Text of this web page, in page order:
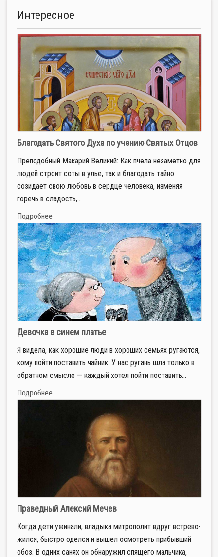
Интересное
Благодать Святого Духа по учению Святых Отцов
Преподобный Макарий Великий: Как пчела незаметно для
людей строит соты в улье, так и благодать тайно
созидает свою любовь в сердце человека, изменяя
горечь в сладость,...
Подробнее
Девочка в синем платье
Я видела, как хорошие люди в хороших семьях ругаются,
кому пойти поставить чайник. У нас ругань шла только в
обратном смысле — каждый хотел пойти поставить...
Подробнее
Праведный Алексий Мечев
Ко­гда де­ти ужи­на­ли, вла­ды­ка мит­ро­по­лит вдруг встре­во­
жил­ся, быст­ро одел­ся и вы­шел осмот­реть при­быв­ший
обоз. В од­них са­нях он об­на­ру­жил спя­ще­го маль­чи­ка,